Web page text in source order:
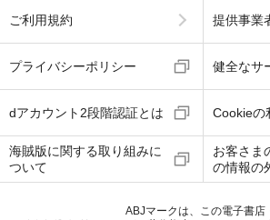
ご利用規約 提供事業
プライバシーポリシー 健全なサ
dアカウント2段階認証とは Cookieの
海賊版に関する取り組みに
ついて
お客さま
の情報の
ABJマークは、この電子書店